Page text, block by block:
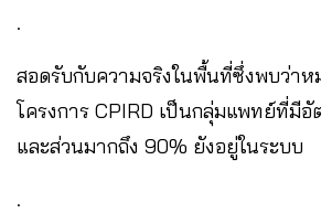
.
สอดรับกับความจริงในพื้นที่ซึ่งพบว่า
โครงการ CPIRD เป็นกลุ่มแพทย์ที่มีอั
และส่วนมากถึง 90% ยังอยู่ในระบบ
.